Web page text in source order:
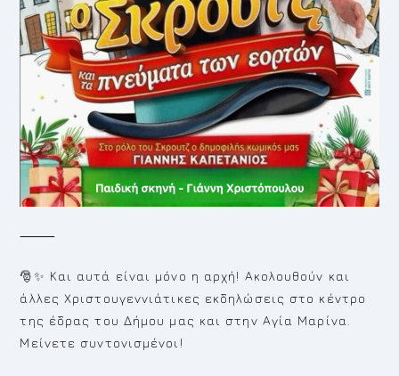
⸻
🎅✨ Και αυτά είναι μόνο η αρχή! Ακολουθούν και
άλλες Χριστουγεννιάτικες εκδηλώσεις στο κέντρο
της έδρας του Δήμου μας και στην Αγία Μαρίνα.
Μείνετε συντονισμένοι!